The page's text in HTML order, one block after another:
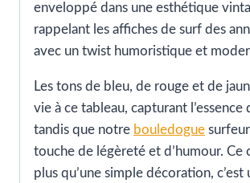
enveloppé dans une esthétique
rappelant les affiches de surf des
avec un twist humoristique et
Les tons de bleu, de rouge et de
vie à ce tableau, capturant l’essence
tandis que notre bouledogue
touche de légèreté et d’humour. Ce
plus qu’une simple décoration, c’est